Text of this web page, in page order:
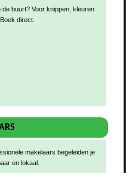
buurt? Voor knippen, kleuren
direct.
makelaars begeleiden je
en lokaal.